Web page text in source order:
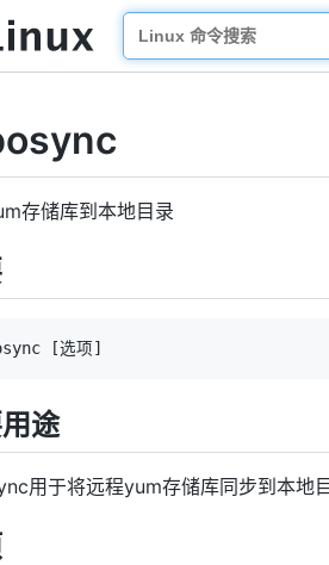
存储库到本地目录
[选项]
途
用于将远程yum存储库同步到本地